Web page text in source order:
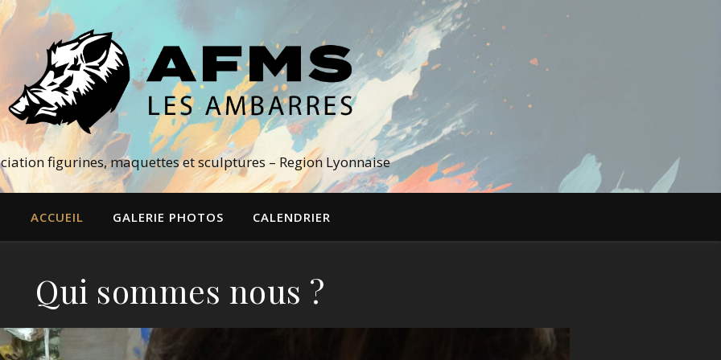
figurines, maquettes et sculptures – Region Lyonnaise
ACCUEIL GALERIE PHOTOS CALENDRIER
Qui sommes nous ?